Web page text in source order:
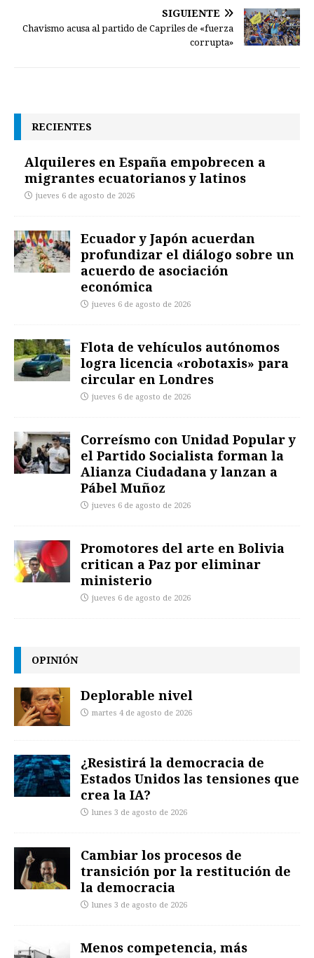
SIGUIENTE
Chavismo acusa al partido de Capriles de «fuerza
corrupta»
RECIENTES
Alquileres en España empobrecen a
migrantes ecuatorianos y latinos
jueves 6 de agosto de 2026
Ecuador y Japón acuerdan
profundizar el diálogo sobre un
acuerdo de asociación
económica
jueves 6 de agosto de 2026
Flota de vehículos autónomos
logra licencia «robotaxis» para
circular en Londres
jueves 6 de agosto de 2026
Correísmo con Unidad Popular y
el Partido Socialista forman la
Alianza Ciudadana y lanzan a
Pábel Muñoz
jueves 6 de agosto de 2026
Promotores del arte en Bolivia
critican a Paz por eliminar
ministerio
jueves 6 de agosto de 2026
OPINIÓN
Deplorable nivel
martes 4 de agosto de 2026
¿Resistirá la democracia de
Estados Unidos las tensiones que
crea la IA?
lunes 3 de agosto de 2026
Cambiar los procesos de
transición por la restitución de
la democracia
lunes 3 de agosto de 2026
Menos competencia, más